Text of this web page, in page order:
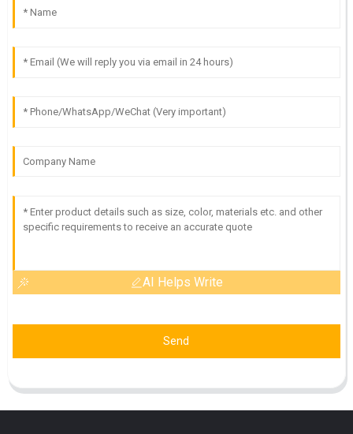
AI Helps Write
Send